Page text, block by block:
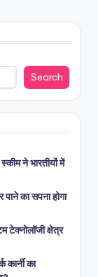
Search
ने भारतीयों में
का सपना होगा
टेक्नोलॉजी क्षेत्र
का